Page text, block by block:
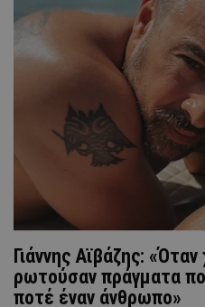
Γιάννης Αϊβάζης:
ρωτούσαν πράγματα
ποτέ έναν άνθρωπο»